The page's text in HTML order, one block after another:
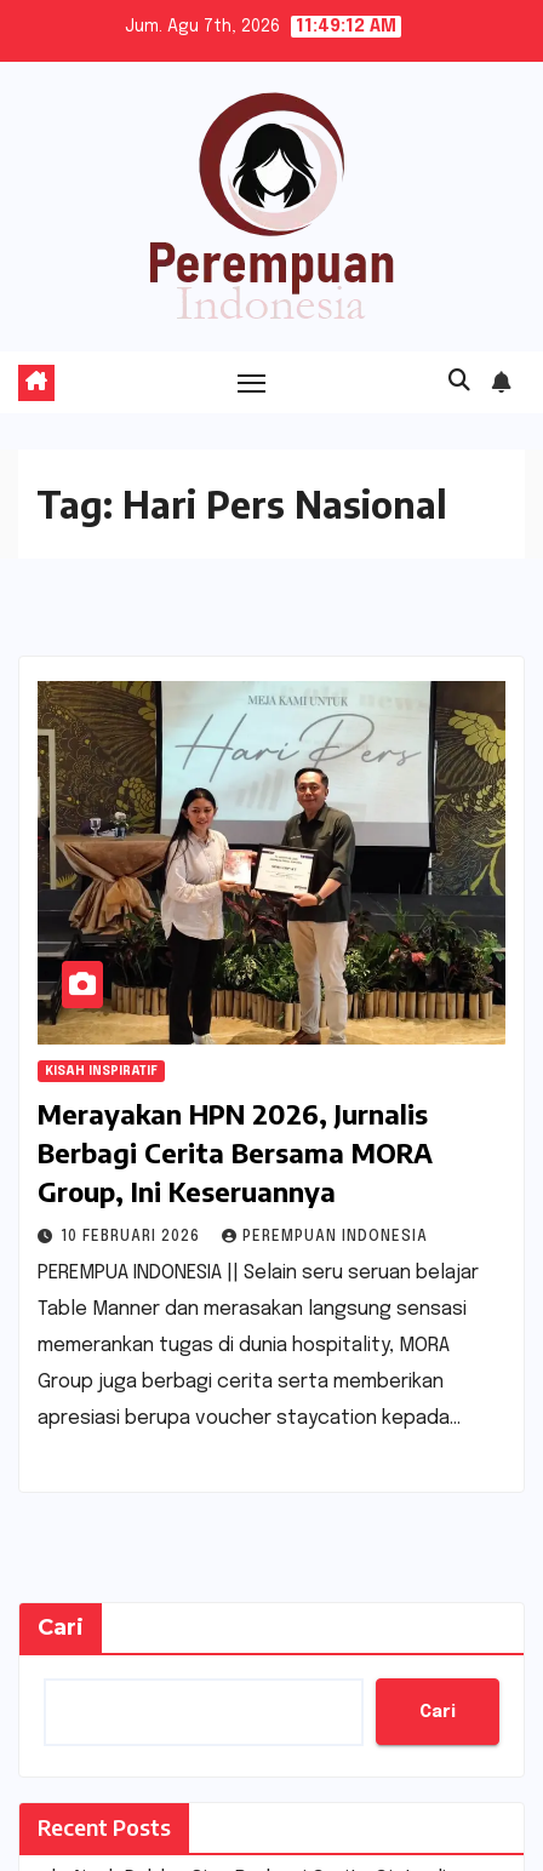
Jum. Agu 7th, 2026 11:49:13 AM
Tag: Hari Pers Nasional
KISAH INSPIRATIF
Merayakan HPN 2026, Jurnalis
Berbagi Cerita Bersama MORA
Group, Ini Keseruannya
10 FEBRUARI 2026 PEREMPUAN INDONESIA
PEREMPUA INDONESIA || Selain seru seruan belajar
Table Manner dan merasakan langsung sensasi
memerankan tugas di dunia hospitality, MORA
Group juga berbagi cerita serta memberikan
apresiasi berupa voucher staycation kepada…
Cari
Cari
Recent Posts